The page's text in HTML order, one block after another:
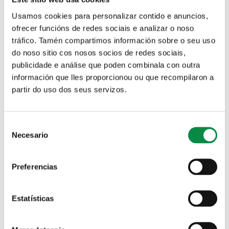
Usamos cookies para personalizar contido e anuncios,
ofrecer funcións de redes sociais e analizar o noso
tráfico. Tamén compartimos información sobre o seu uso
do noso sitio cos nosos socios de redes sociais,
publicidade e análise que poden combinala con outra
información que lles proporcionou ou que recompilaron a
partir do uso dos seus servizos.
Selection
Necesario
Preferencias
Estatísticas
Continúan en febreiro as andainas
circulares de SaúdeAndo
As andainas circulares de SaúdeAndo volven
ao Milladoiro e a Bertamiráns a partir dos